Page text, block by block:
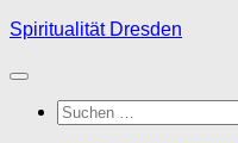
Zum
springen
Spiritualität Dresden
Suchen
nach: